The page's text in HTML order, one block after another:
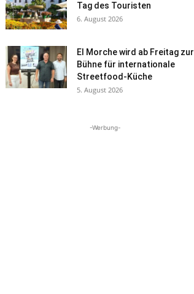
Tag des Touristen
6. August 2026
El Morche wird ab Freitag zur
Bühne für internationale
Streetfood-Küche
5. August 2026
-Werbung-